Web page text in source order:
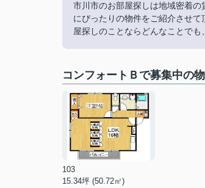
市川市のお部屋探しは地域密着
にぴったりの物件をご紹介させ
屋探しのことならどんなことでも
コンフォートＢで募集中の
103
15.34坪 (50.72㎡)